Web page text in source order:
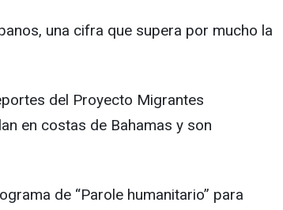
una cifra que supera por mucho la
del Proyecto Migrantes
en costas de Bahamas y son
de “Parole humanitario” para